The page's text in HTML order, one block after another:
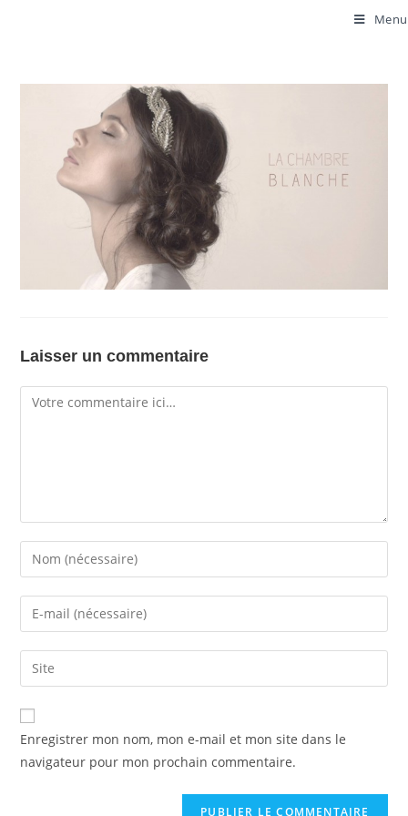
Menu
Laisser un commentaire
Enregistrer mon nom, mon e-mail et mon site dans le
navigateur pour mon prochain commentaire.